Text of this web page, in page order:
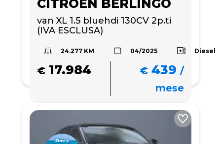
CITROEN BERLINGO
van XL 1.5 bluehdi 130CV 2p.ti
(IVA ESCLUSA)
24.277 KM 04/2025 Diesel
€ 17.984 € 439 /
mese